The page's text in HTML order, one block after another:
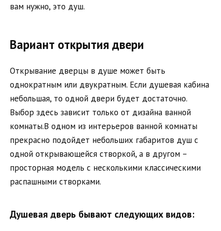
вам нужно, это душ.
Вариант открытия двери
Открывание дверцы в душе может быть
однократным или двукратным. Если душевая кабина
небольшая, то одной двери будет достаточно.
Выбор здесь зависит только от дизайна ванной
комнаты.В одном из интерьеров ванной комнаты
прекрасно подойдет небольших габаритов душ с
одной открывающейся створкой, а в другом –
просторная модель с несколькими классическими
распашными створками.
Душевая дверь бывают следующих видов: